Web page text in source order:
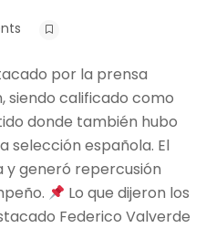
por la prensa
siendo calificado como
donde también hubo
selección española. El
y generó repercusión
Lo que dijeron los
Federico Valverde